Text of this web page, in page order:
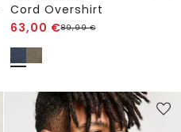
Cord Overshirt
63,00 €89,99€